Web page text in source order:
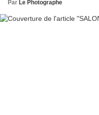
Par Le Photographe